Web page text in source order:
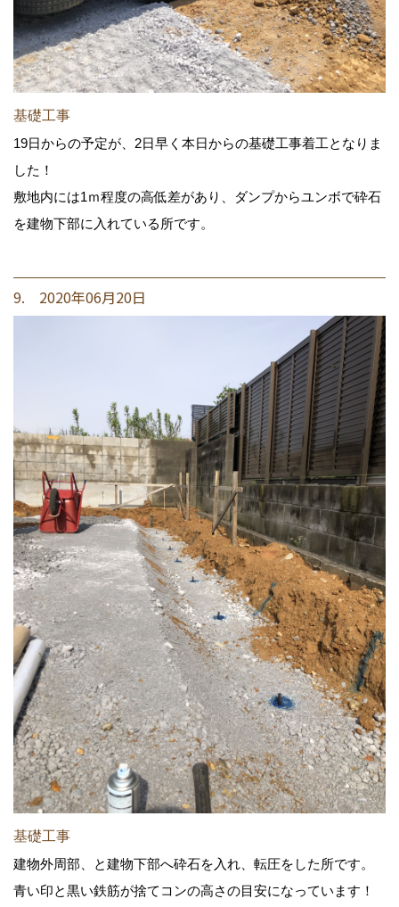
基礎工事
19日からの予定が、2日早く本日からの基礎工事着工となりま
した！
敷地内には1ｍ程度の高低差があり、ダンプからユンボで砕石
を建物下部に入れている所です。
9. 2020年06月20日
基礎工事
建物外周部、と建物下部へ砕石を入れ、転圧をした所です。
青い印と黒い鉄筋が捨てコンの高さの目安になっています！